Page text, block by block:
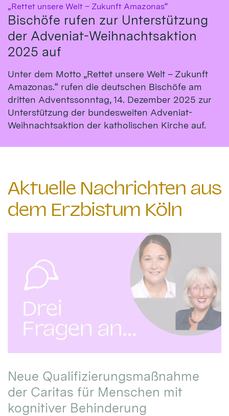
„Rettet unsere Welt – Zukunft Amazonas“
Bischöfe rufen zur Unterstützung
der Adveniat-Weihnachtsaktion
2025 auf
Unter dem Motto „Rettet unsere Welt – Zukunft
Amazonas.“ rufen die deutschen Bischöfe am
dritten Adventssonntag, 14. Dezember 2025 zur
Unterstützung der bundesweiten Adveniat-
Weihnachtsaktion der katholischen Kirche auf.
Aktuelle Nachrichten aus
dem Erzbistum Köln
Neue Qualifizierungsmaßnahme
der Caritas für Menschen mit
kognitiver Behinderung